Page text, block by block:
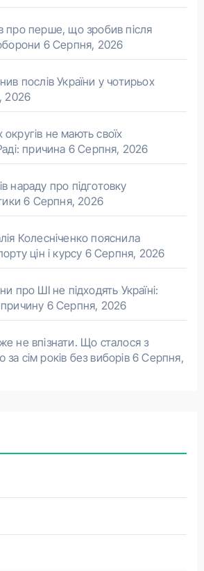
про перше, що зробив після
6 Серпня, 2026
послів України у чотирьох
2026
не мають своїх
причина 6 Серпня, 2026
нараду про підготовку
6 Серпня, 2026
Колесніченко пояснила
цін і курсу 6 Серпня, 2026
про ШІ не підходять Україні:
6 Серпня, 2026
не впізнати. Що сталося з
сім років без виборів 6 Серпня,